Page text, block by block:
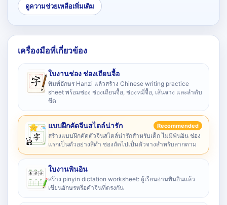
ดูความช่วยเหลือเพิ่มเติม
เครื่องมือที่เกี่ยวข้อง
ใบงานช่อง ช่องเถียนจื้อ
พิมพ์อักษร Hanzi แล้วสร้าง Chinese writing practice
sheet พร้อมช่อง ช่องเถียนจื้อ, ช่องหมี่จื้อ, เส้นจาง และลำดับ
ขีด
แบบฝึกคัดจีนสไตล์น่ารัก Recommended
สร้างแบบฝึกคัดตัวจีนสไตล์น่ารักสำหรับเด็ก ไม่มีพินอิน ช่อง
แรกเป็นตัวอย่างสีดำ ช่องถัดไปเป็นตัวจางสำหรับลากตาม
ใบงานพินอิน
สร้าง pinyin dictation worksheet: ผู้เรียนอ่านพินอินแล้ว
เขียนอักษรหรือคำจีนที่ตรงกัน